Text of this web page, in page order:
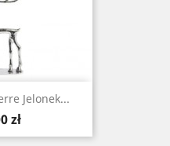
Jelonek...
zł